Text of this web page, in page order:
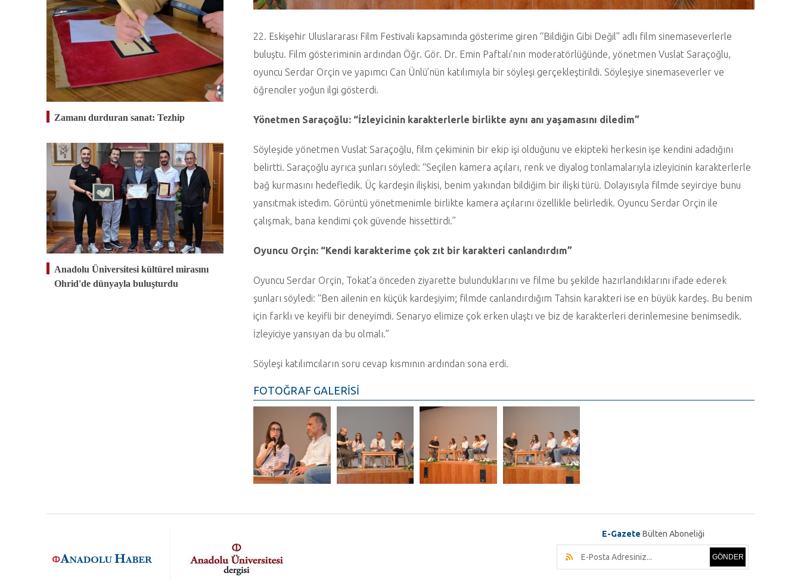
22. Eskişehir Uluslararası Film Festivali kapsamında gösterime giren “Bildiğin Gibi Değil” adlı film sinemaseverlerle
buluştu. Film gösteriminin ardından Öğr. Gör. Dr. Emin Paftalı’nın moderatörlüğünde, yönetmen Vuslat Saraçoğlu,
oyuncu Serdar Orçin ve yapımcı Can Ünlü’nün katılımıyla bir söyleşi gerçekleştirildi. Söyleşiye sinemaseverler ve
öğrenciler yoğun ilgi gösterdi.
Yönetmen Saraçoğlu: “İzleyicinin karakterlerle birlikte aynı anı yaşamasını diledim”
Söyleşide yönetmen Vuslat Saraçoğlu, film çekiminin bir ekip işi olduğunu ve ekipteki herkesin işe kendini adadığını
belirtti. Saraçoğlu ayrıca şunları söyledi: “Seçilen kamera açıları, renk ve diyalog tonlamalarıyla izleyicinin karakterlerle
bağ kurmasını hedefledik. Üç kardeşin ilişkisi, benim yakından bildiğim bir ilişki türü. Dolayısıyla filmde seyirciye bunu
yansıtmak istedim. Görüntü yönetmenimle birlikte kamera açılarını özellikle belirledik. Oyuncu Serdar Orçin ile
çalışmak, bana kendimi çok güvende hissettirdi.”
Oyuncu Orçin: “Kendi karakterime çok zıt bir karakteri canlandırdım”
Oyuncu Serdar Orçin, Tokat’a önceden ziyarette bulunduklarını ve filme bu şekilde hazırlandıklarını ifade ederek
şunları söyledi: “Ben ailenin en küçük kardeşiyim; filmde canlandırdığım Tahsin karakteri ise en büyük kardeş. Bu benim
için farklı ve keyifli bir deneyimdi. Senaryo elimize çok erken ulaştı ve biz de karakterleri derinlemesine benimsedik.
İzleyiciye yansıyan da bu olmalı.”
Söyleşi katılımcıların soru cevap kısmının ardından sona erdi.
FOTOĞRAF GALERİSİ
Zamanı durduran sanat: Tezhip
Anadolu Üniversitesi kültürel mirasını
Ohrid'de dünyayla buluşturdu
E-Gazete Bülten Aboneliği
GÖNDER